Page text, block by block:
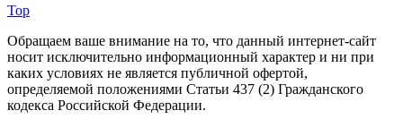
Top
Обращаем ваше внимание на то, что данный интернет-сайт
носит исключительно информационный характер и ни при
каких условиях не является публичной офертой,
определяемой положениями Статьи 437 (2) Гражданского
кодекса Российской Федерации.